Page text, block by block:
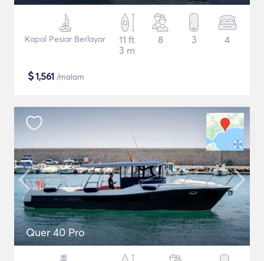
Kapal Pesiar Berlayar
11 ft
3 m
8 3 4
$1,561 /malam
Quer 40 Pro